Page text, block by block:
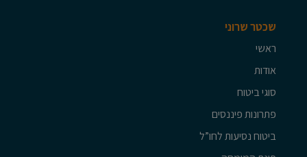
שכטר שרוני
ראשי
אודות
סוגי ביטוח
פתרונות פיננסים
ביטוח נסיעות לחו”ל